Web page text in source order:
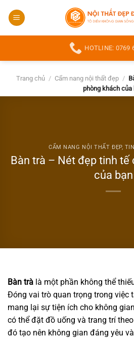
qua
HOTLINE: 0769
Trang chủ / Cẩm nang nội thất đẹp /
phòng khách của
CẨM NANG NỘI THẤT ĐẸP,
Bàn trà – Nét đẹp tinh tế
của bạn
Bàn trà là một phần không thể
Đóng vai trò quan trọng trong việc
mang lại sự tiện ích cho không
có thể đặt đồ uống và trang trí
đó tạo nên không gian đáng yêu